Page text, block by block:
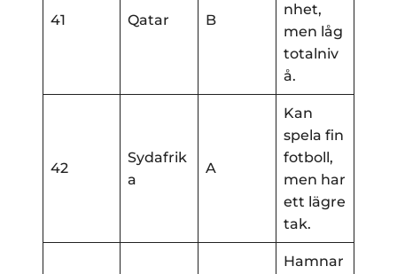
41 Qatar B
nhet,
men låg
totalniv
å.
42
Sydafrik
a
A
Kan
spela fin
fotboll,
men har
ett lägre
tak.
Hamnar